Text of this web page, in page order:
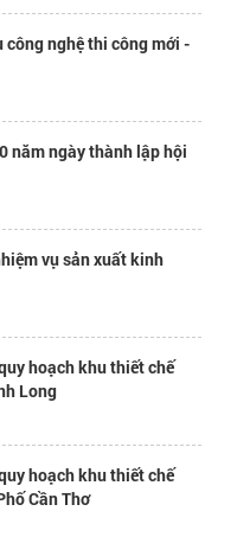
nghệ thi công mới -
năm ngày thành lập hội
vụ sản xuất kinh
hoạch khu thiết chế
Long
hoạch khu thiết chế
Cần Thơ